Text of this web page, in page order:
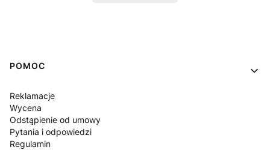
Linki w stopce
POMOC
Reklamacje
Wycena
Odstąpienie od umowy
Pytania i odpowiedzi
Regulamin